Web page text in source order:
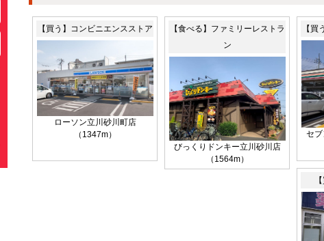
【買う】コンビニエンスストア
ローソン立川砂川町店
（1347m）
【食べる】ファミリーレストラ
ン
びっくりドンキー立川砂川店
（1564m）
【
セ